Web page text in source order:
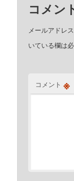
コメン
メールアドレ
いている欄は
コメント ※